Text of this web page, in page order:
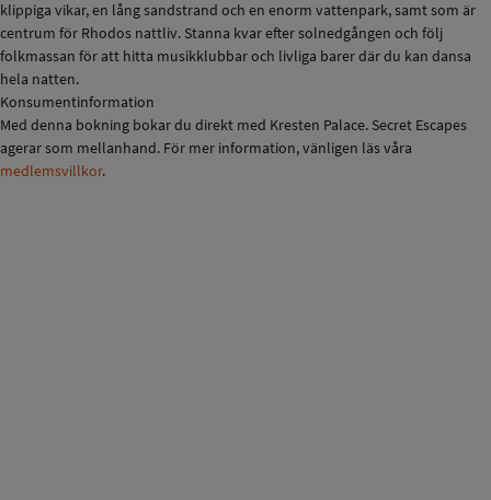
klippiga vikar, en lång sandstrand och en enorm vattenpark, samt som är
centrum för Rhodos nattliv. Stanna kvar efter solnedgången och följ
folkmassan för att hitta musikklubbar och livliga barer där du kan dansa
hela natten.
Konsumentinformation
Med denna bokning bokar du direkt med Kresten Palace. Secret Escapes
agerar som mellanhand. För mer information, vänligen läs våra
medlemsvillkor.